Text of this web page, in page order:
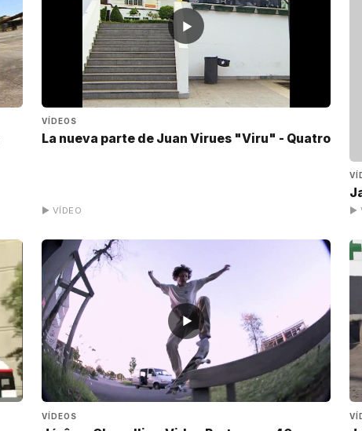
▶
VÍDEOS
La nueva parte de Juan Virues "Viru" - Quatro
▶ VÍDEO ▶
▶
VÍDEOS